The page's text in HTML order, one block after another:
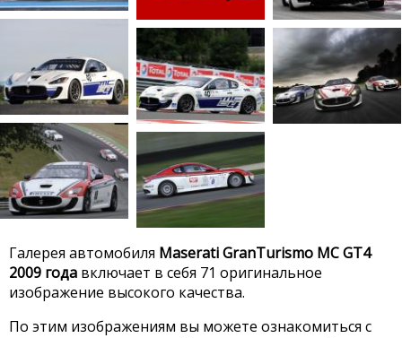
Галерея автомобиля Maserati GranTurismo MC GT4
2009 года включает в себя 71 оригинальное
изображение высокого качества.
По этим изображениям вы можете ознакомиться с